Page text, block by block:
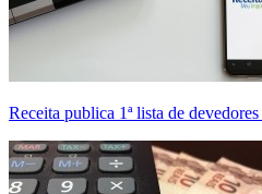
Receita publica 1ª lista de